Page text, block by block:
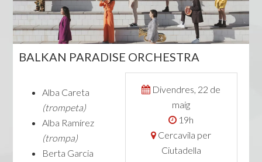
BALKAN PARADISE ORCHESTRA
Divendres, 22 de
maig
19h
Cercavila per
Ciutadella
Alba Careta
(trompeta)
Alba Ramírez
(trompa)
Berta Garcia